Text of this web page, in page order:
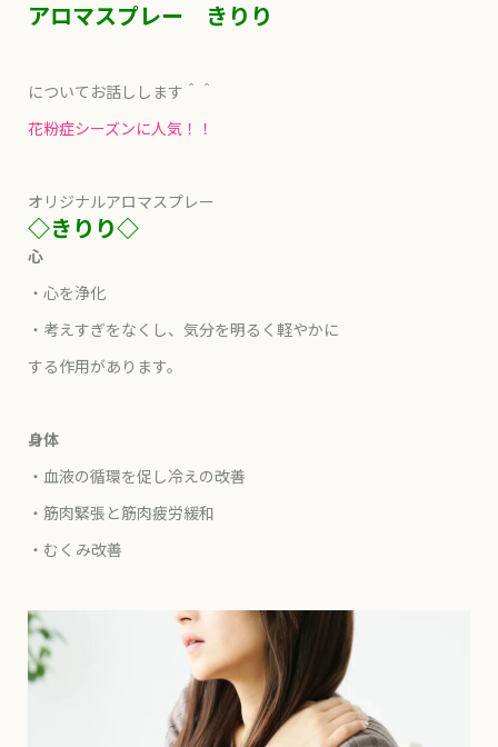
アロマスプレー きりり
についてお話しします＾＾
花粉症シーズンに人気！！
オリジナルアロマスプレー
◇きりり◇
心
・心を浄化
・考えすぎをなくし、気分を明るく軽やかに
する作用があります。
身体
・血液の循環を促し冷えの改善
・筋肉緊張と筋肉疲労緩和
・むくみ改善